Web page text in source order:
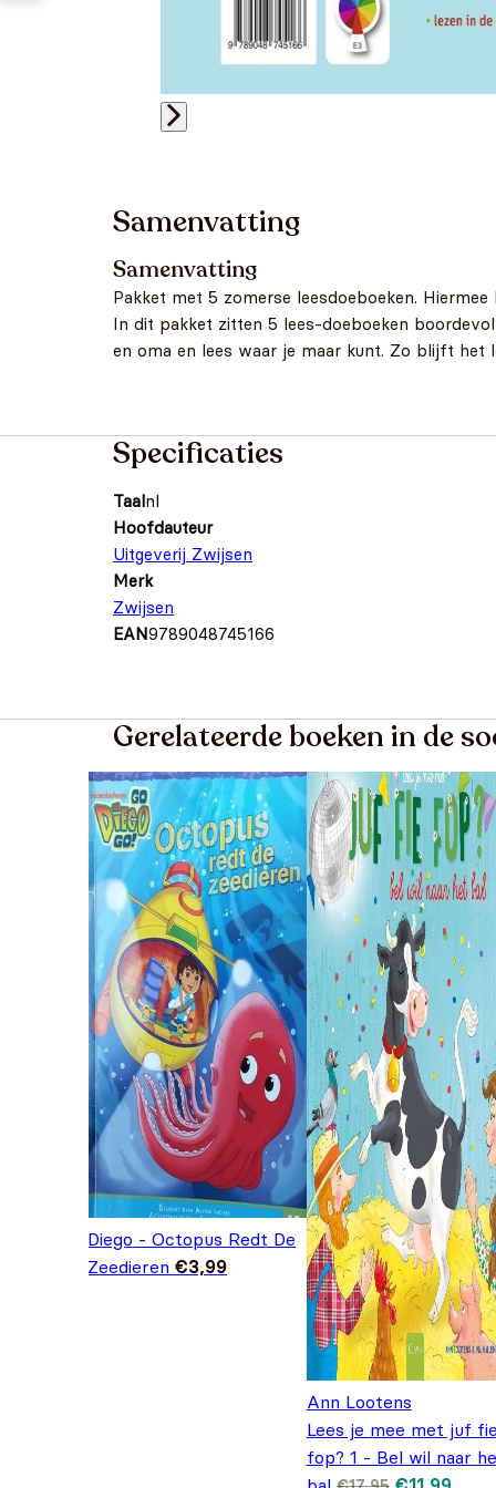
Samenvatting
Samenvatting
Pakket met 5 zomerse leesdoeboeken.
In dit pakket zitten 5 lees-doeboeken
en oma en lees waar je maar kunt. Zo blijft
Specificaties
Taalnl
Hoofdauteur
Uitgeverij Zwijsen
Merk
Zwijsen
EAN9789048745166
Gerelateerde boeken in de
Diego - Octopus Redt De
Zeedieren €3,99
Ann Lootens
Lees je mee met juf
fop? 1 - Bel wil naar